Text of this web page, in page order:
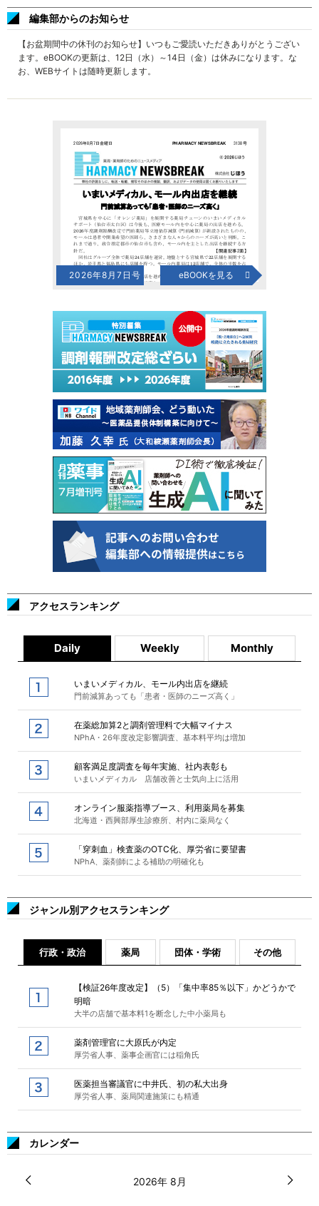
編集部からのお知らせ
【お盆期間中の休刊のお知らせ】いつもご愛読いただきありがとうござい
ます。eBOOKの更新は、12日（水）～14日（金）は休みになります。な
お、WEBサイトは随時更新します。
2026年8月7日号 eBOOKを見る
アクセスランキング
Daily Weekly Monthly
いまいメディカル、モール内出店を継続
門前減算あっても「患者・医師のニーズ高く」
在薬総加算2と調剤管理料で大幅マイナス
NPhA・26年度改定影響調査、基本料平均は増加
顧客満足度調査を毎年実施、社内表彰も
いまいメディカル 店舗改善と士気向上に活用
オンライン服薬指導ブース、利用薬局を募集
北海道・西興部厚生診療所、村内に薬局なく
「穿刺血」検査薬のOTC化、厚労省に要望書
NPhA、薬剤師による補助の明確化も
ジャンル別アクセスランキング
行政・政治 薬局 団体・学術 その他
【検証26年度改定】（5）「集中率85％以下」かどうかで
明暗
大半の店舗で基本料1を断念した中小薬局も
薬剤管理官に大原氏が内定
厚労省人事、薬事企画官には稲角氏
医薬担当審議官に中井氏、初の私大出身
厚労省人事、薬局関連施策にも精通
カレンダー
2026年 8月